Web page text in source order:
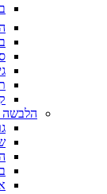
הלבשה